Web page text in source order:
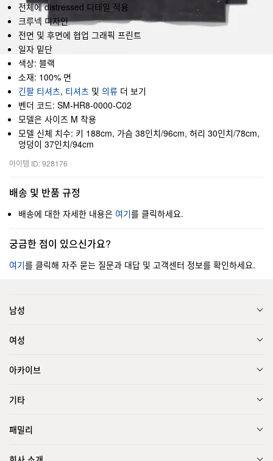
전체에 distressed 디테일 적용
크루넥 디자인
전면 및 후면에 협업 그래픽 프린트
일자 밑단
색상: 블랙
소재: 100% 면
긴팔 티셔츠, 티셔츠 및 의류 더 보기
벤더 코드: SM-HR8-0000-C02
모델은 사이즈 M 착용
모델 신체 치수: 키 188cm, 가슴 38인치/96cm, 허리 30인치/78cm,
엉덩이 37인치/94cm
아이템 ID: 928176
배송 및 반품 규정
배송에 대한 자세한 내용은 여기를 클릭하세요.
궁금한 점이 있으신가요?
여기를 클릭해 자주 묻는 질문과 대답 및 고객센터 정보를 확인하세요.
남성
여성
아카이브
기타
패밀리